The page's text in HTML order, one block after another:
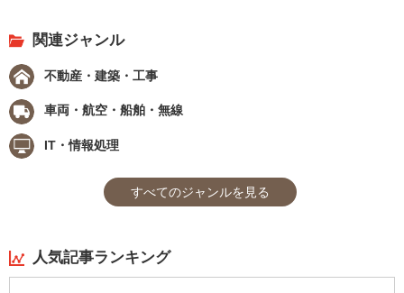
関連ジャンル
不動産・建築・工事
車両・航空・船舶・無線
IT・情報処理
すべてのジャンルを見る
人気記事ランキング